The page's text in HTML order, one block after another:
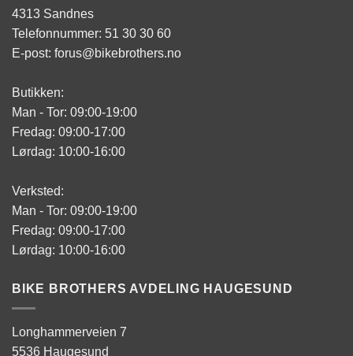
4313 Sandnes
Telefonnummer: 51 30 30 60
E-post: forus@bikebrothers.no
Butikken:
Man - Tor: 09:00-19:00
Fredag: 09:00-17:00
Lørdag: 10:00-16:00
Verksted:
Man - Tor: 09:00-19:00
Fredag: 09:00-17:00
Lørdag: 10:00-16:00
BIKE BROTHERS AVDELING HAUGESUND
Longhammerveien 7
5536 Haugesund